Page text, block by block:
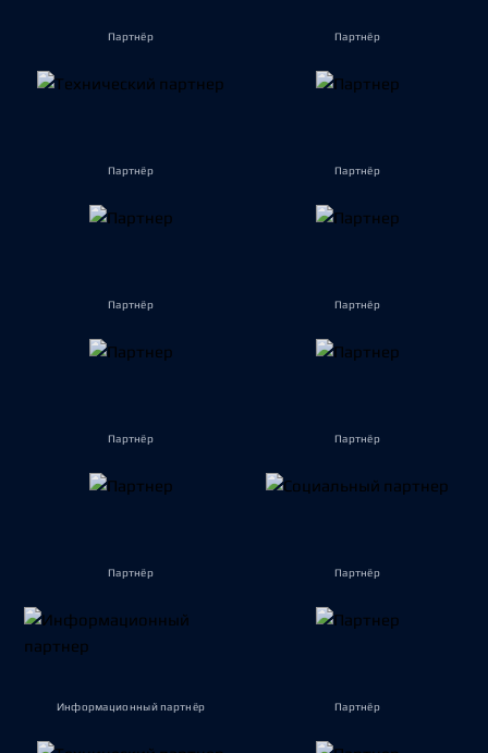
Партнёр Партнёр
Партнёр Партнёр
Партнёр Партнёр
Партнёр Партнёр
Партнёр Партнёр
Информационный партнёр Партнёр